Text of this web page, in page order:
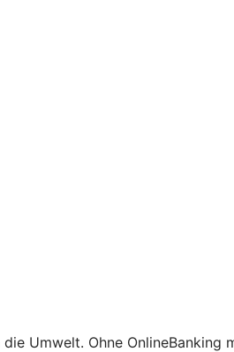
Umwelt. Ohne OnlineBanking